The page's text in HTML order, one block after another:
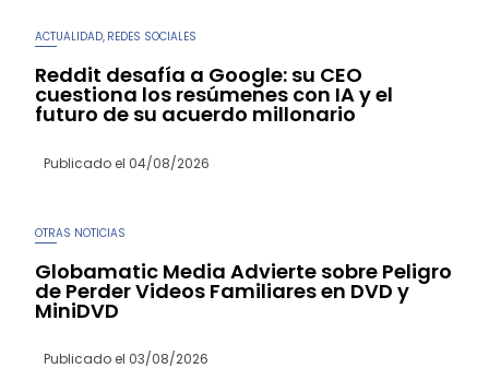
ACTUALIDAD, REDES SOCIALES
Reddit desafía a Google: su CEO
cuestiona los resúmenes con IA y el
futuro de su acuerdo millonario
Publicado el 04/08/2026
OTRAS NOTICIAS
Globamatic Media Advierte sobre Peligro
de Perder Videos Familiares en DVD y
MiniDVD
Publicado el 03/08/2026